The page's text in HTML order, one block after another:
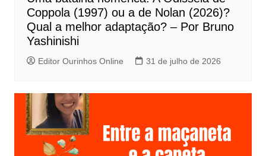
Coppola (1997) ou a de Nolan (2026)?
Qual a melhor adaptação? – Por Bruno
Yashinishi
Editor Ourinhos Online 31 de julho de 2026